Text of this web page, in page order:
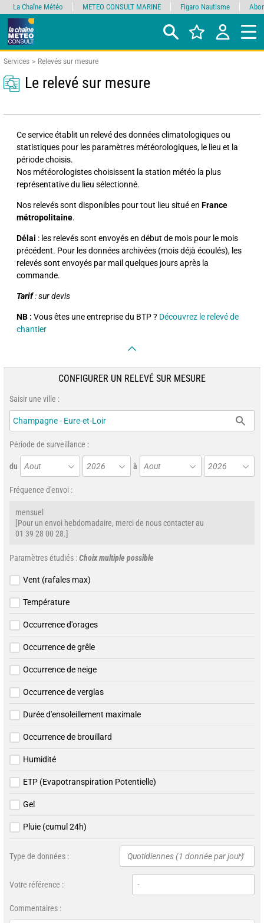
Services Relevés sur mesure
Le relevé sur mesure
Ce service établit un relevé des données climatologiques ou
statistiques pour les paramètres météorologiques, le lieu et la
période choisis.
Nos météorologistes choisissent la station météo la plus
représentative du lieu sélectionné.
Nos relevés sont disponibles pour tout lieu situé en France
métropolitaine.
Délai : les relevés sont envoyés en début de mois pour le mois
précédent. Pour les données archivées (mois déjà écoulés), les
relevés sont envoyés par mail quelques jours après la
commande.
Tarif: sur devis
NB : Vous êtes une entreprise du BTP ? Découvrez le relevé de
chantier
CONFIGURER UN RELEVÉ SUR MESURE
Saisir une ville :
Période de surveillance :
du Aout 2026 à Aout 2026
Fréquence d'envoi :
mensuel
[Pour un envoi hebdomadaire, merci de nous contacter au
01 39 28 00 28.]
Paramètres étudiés :Choix multiple possible
Vent (rafales max)
Température
Occurrence d'orages
Occurrence de grêle
Occurrence de neige
Occurrence de verglas
Durée d'ensoleillement maximale
Occurrence de brouillard
Humidité
ETP (Evapotranspiration Potentielle)
Gel
Pluie (cumul 24h)
Type de données : Quotidiennes (1 donnée par jour)
Votre référence :
Commentaires :
La Chaîne Météo METEO CONSULT MARINE Figaro Nautisme